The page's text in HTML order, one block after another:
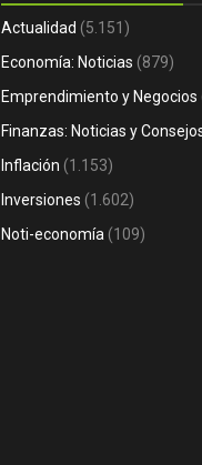
Emprendimiento y Negocios
Noti- Economia:
autónomo se vaya
1 día Atrás Noti-economía
Actualidad (5.151)
Economía: Noticias (879)
Emprendimiento y Negocios
Finanzas: Noticias y
Inflación (1.153)
Inversiones (1.602)
Noti-economía (109)